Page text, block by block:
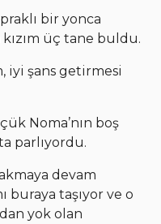
bir yonca
kızım üç tane buldu.
iyi şans getirmesi
Noma’nın boş
parlıyordu.
devam
buraya taşıyor ve o
yok olan